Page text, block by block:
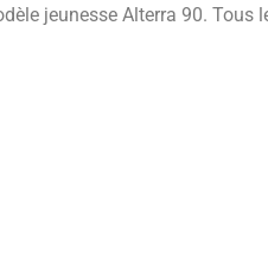
jeunesse Alterra 90. Tous